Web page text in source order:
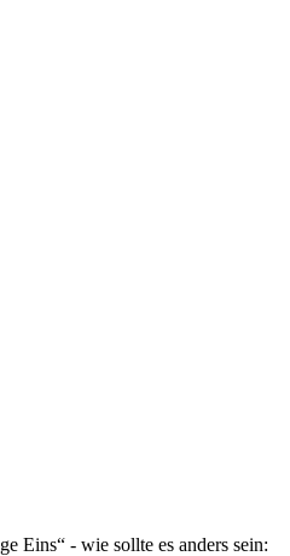
Eins“ - wie sollte es anders sein: